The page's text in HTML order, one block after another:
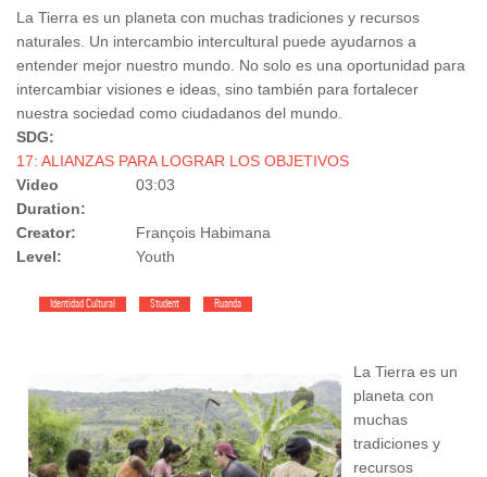
La Tierra es un planeta con muchas tradiciones y recursos
naturales. Un intercambio intercultural puede ayudarnos a
entender mejor nuestro mundo. No solo es una oportunidad para
intercambiar visiones e ideas, sino también para fortalecer
nuestra sociedad como ciudadanos del mundo.
SDG:
17: ALIANZAS PARA LOGRAR LOS OBJETIVOS
Video
Duration:
03:03
Creator:
François Habimana
Level:
Youth
Identidad Cultural Student Ruanda
La Tierra es un
planeta con
muchas
tradiciones y
recursos